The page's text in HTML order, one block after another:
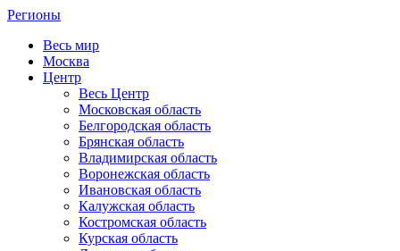
Регионы
Весь мир
Москва
Центр
Весь Центр
Московская область
Белгородская область
Брянская область
Владимирская область
Воронежская область
Ивановская область
Калужская область
Костромская область
Курская область